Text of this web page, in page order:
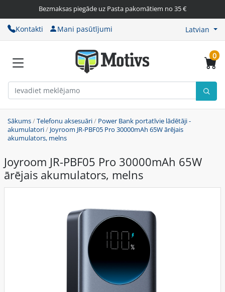
Bezmaksas piegāde uz Pasta pakomātiem no 35 €
Kontakti Mani pasūtījumi Latvian
0
Sākums/Telefonu aksesuāri/ Power Bank portatīvie lādētāji -
akumulatori/ Joyroom JR-PBF05 Pro 30000mAh 65W ārējais
akumulators, melns
Joyroom JR-PBF05 Pro 30000mAh 65W
ārējais akumulators, melns